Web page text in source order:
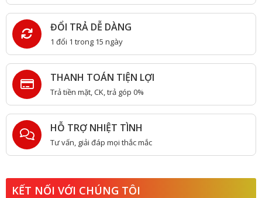
ĐỔI TRẢ DỄ DÀNG
1 đổi 1 trong 15 ngày
THANH TOÁN TIỆN LỢI
Trả tiền mặt, CK, trả góp 0%
HỖ TRỢ NHIỆT TÌNH
Tư vấn, giải đáp mọi thắc mắc
KẾT NỐI VỚI CHÚNG TÔI